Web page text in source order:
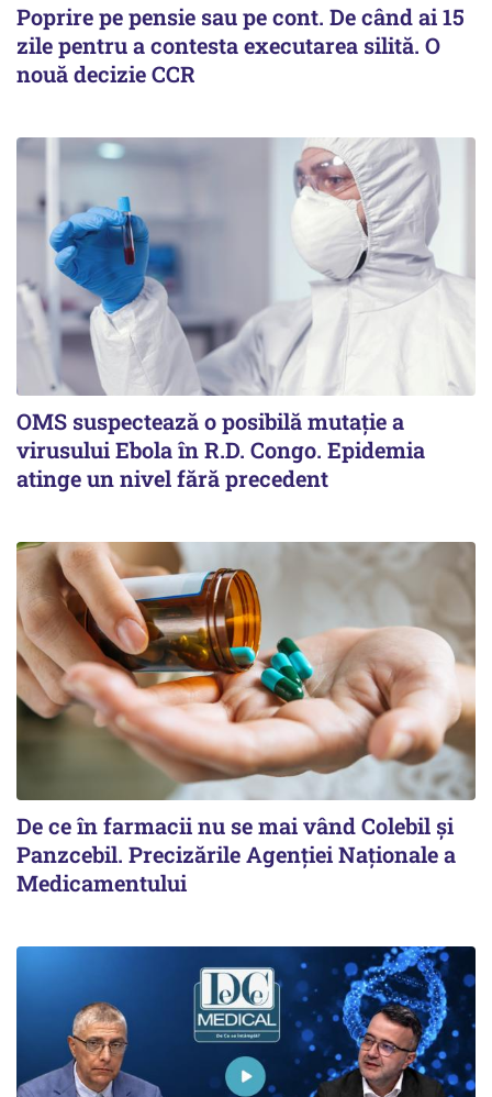
Poprire pe pensie sau pe cont. De când ai 15
zile pentru a contesta executarea silită. O
nouă decizie CCR
OMS suspectează o posibilă mutație a
virusului Ebola în R.D. Congo. Epidemia
atinge un nivel fără precedent
De ce în farmacii nu se mai vând Colebil și
Panzcebil. Precizările Agenției Naționale a
Medicamentului